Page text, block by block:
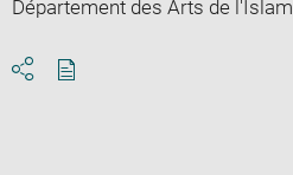
Département des Arts de l'Islam